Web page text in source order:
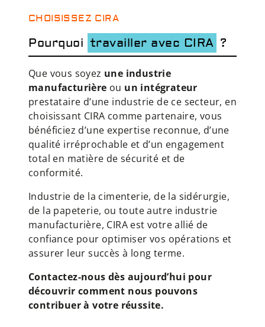
CHOISISSEZ CIRA
Pourquoi travailler avec CIRA ?
Que vous soyez une industrie
manufacturière ou un intégrateur
prestataire d’une industrie de ce secteur, en
choisissant CIRA comme partenaire, vous
bénéficiez d’une expertise reconnue, d’une
qualité irréprochable et d’un engagement
total en matière de sécurité et de
conformité.
Industrie de la cimenterie, de la sidérurgie,
de la papeterie, ou toute autre industrie
manufacturière, CIRA est votre allié de
confiance pour optimiser vos opérations et
assurer leur succès à long terme.
Contactez-nous dès aujourd’hui pour
découvrir comment nous pouvons
contribuer à votre réussite.